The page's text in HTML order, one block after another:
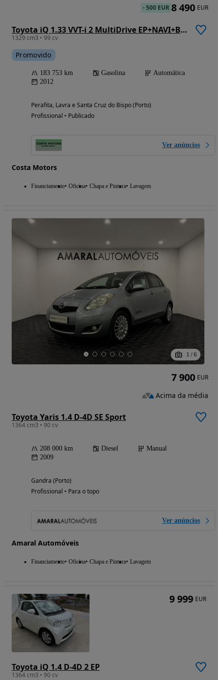
Toyota iQ 1.33 VVT-i 2 MultiDrive EP+NAVI+Bluetooth
1329 cm3 • 99 cv
Promovido
183 753 km Gasolina
Automática
2012
Perafita, Lavra e Santa Cruz do Bispo (Porto)
Profissional • Publicado
Ver anúncios
Costa Motors
Financiamento Oficina Chapa e Pintura Lavagem
-500 EUR 8 490 EUR
1 / 6
Toyota Yaris 1.4 D-4D SE Sport
1364 cm3 • 90 cv
208 000 km Diesel
Manual
2009
Gandra (Porto)
Profissional • Para o topo
Ver anúncios
Amaral Automóveis
Financiamento Oficina Chapa e Pintura Lavagem
7 900 EUR
Acima da média
Toyota iQ 1.4 D-4D 2 EP
1364 cm3 • 90 cv
9 999 EUR